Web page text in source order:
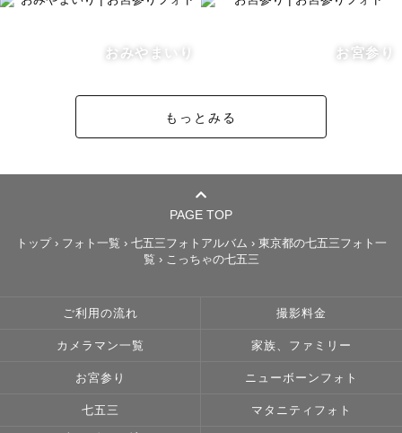
おみやまいり お宮参り
もっとみる
PAGE TOP
トップ› フォト一覧 › 七五三フォトアルバム › 東京都の七五三フォト一
覧 › こっちゃの七五三
ご利用の流れ 撮影料金
カメラマン一覧 家族、ファミリー
お宮参り ニューボーンフォト
七五三 マタニティフォト